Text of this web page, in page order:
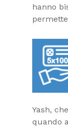
hanno
Yash,
quando